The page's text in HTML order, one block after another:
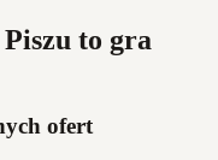
to gra
ofert